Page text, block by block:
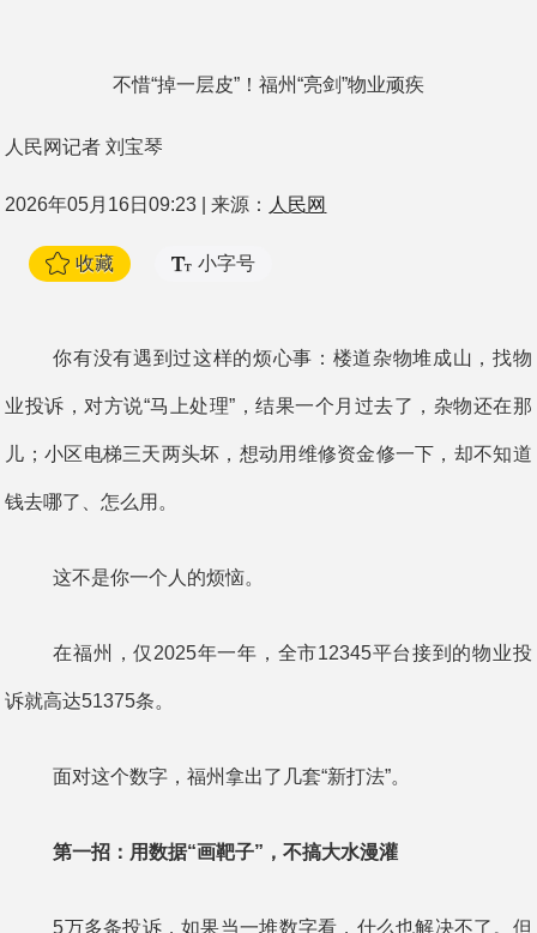
不惜“掉一层皮”！福州“亮剑”物业顽疾
人民网记者 刘宝琴
2026年05月16日09:23 | 来源： 人民网
收藏 小字号
你有没有遇到过这样的烦心事：楼道杂物堆成山，找物
业投诉，对方说“马上处理”，结果一个月过去了，杂物还在那
儿；小区电梯三天两头坏，想动用维修资金修一下，却不知道
钱去哪了、怎么用。
这不是你一个人的烦恼。
在福州，仅2025年一年，全市12345平台接到的物业投
诉就高达51375条。
面对这个数字，福州拿出了几套“新打法”。
第一招：用数据“画靶子”，不搞大水漫灌
5万多条投诉，如果当一堆数字看，什么也解决不了。但